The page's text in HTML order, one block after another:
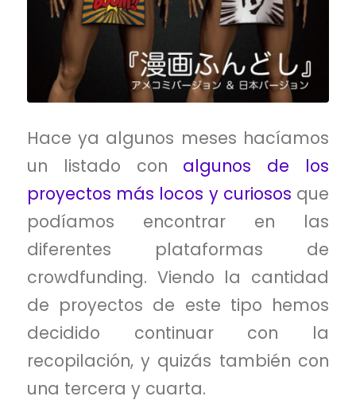
Hace ya algunos meses hacíamos
un listado con algunos de los
proyectos más locos y curiosos que
podíamos encontrar en las
diferentes plataformas de
crowdfunding. Viendo la cantidad
de proyectos de este tipo hemos
decidido continuar con la
recopilación, y quizás también con
una tercera y cuarta.